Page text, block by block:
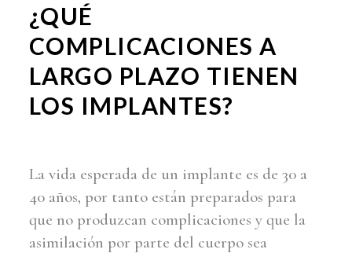
¿QUÉ
COMPLICACIONES A
LARGO PLAZO TIENEN
LOS IMPLANTES?
La vida esperada de un implante es de 30 a
40 años, por tanto están preparados para
que no produzcan complicaciones y que la
asimilación por parte del cuerpo sea